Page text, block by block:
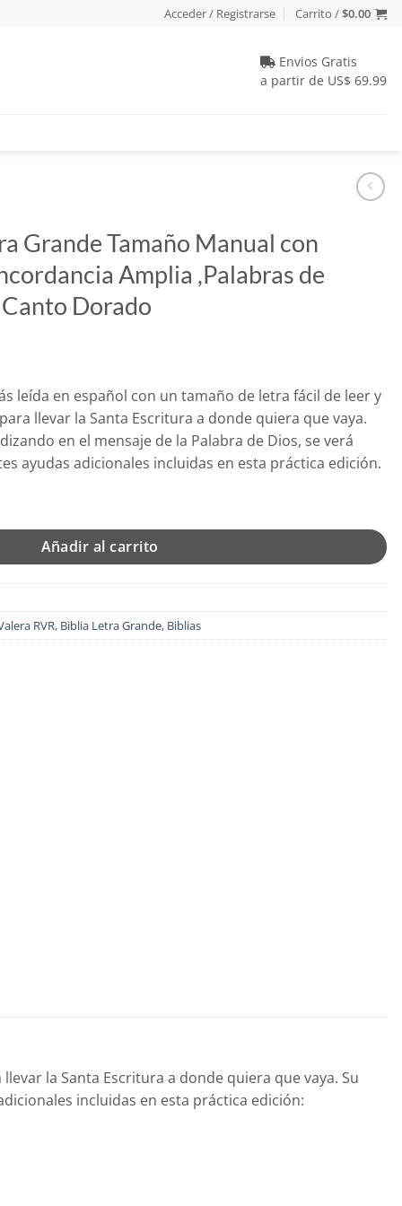
Acceder / Registrarse Carrito /$0.00
Envios Gratis
a partir de US$ 69.99
Grande Tamaño Manual con
Amplia ,Palabras de
Dorado
leída en español con un tamaño de letra fácil de leer y
llevar la Santa Escritura a donde quiera que vaya.
en el mensaje de la Palabra de Dios, se verá
ayudas adicionales incluidas en esta práctica edición.
Añadir al carrito
RVR, Biblia Letra Grande, Biblias
la Santa Escritura a donde quiera que vaya. Su
incluidas en esta práctica edición: